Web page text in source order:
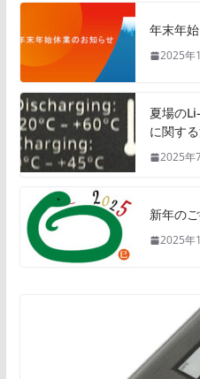
年末年
2025年
夏場の
に関す
2025年
新年の
2025年